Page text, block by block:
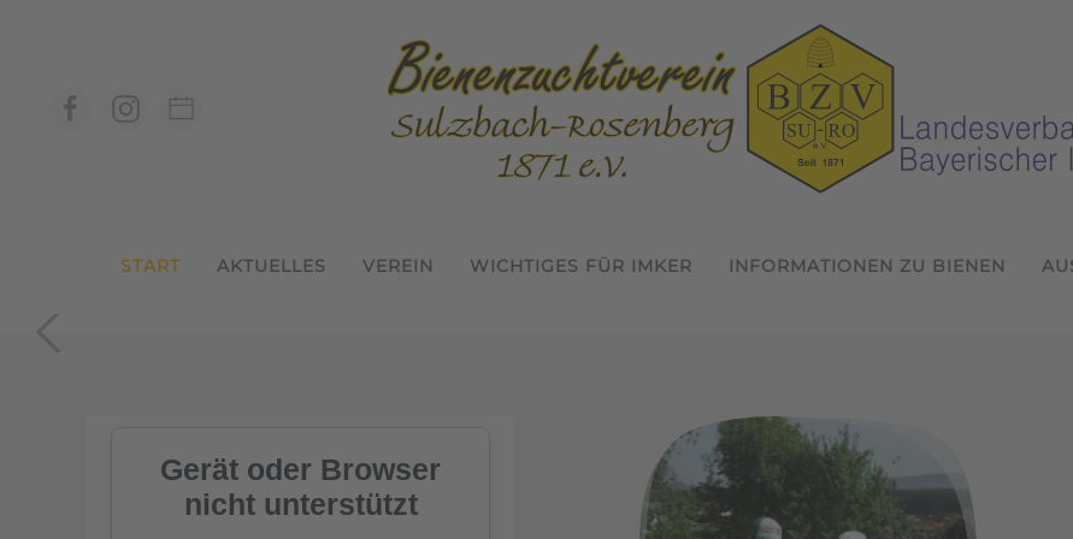
START AKTUELLES VEREIN WICHTIGES FÜR IMKER INFORMATIONEN ZU BIENEN
In der Gemeinschaft